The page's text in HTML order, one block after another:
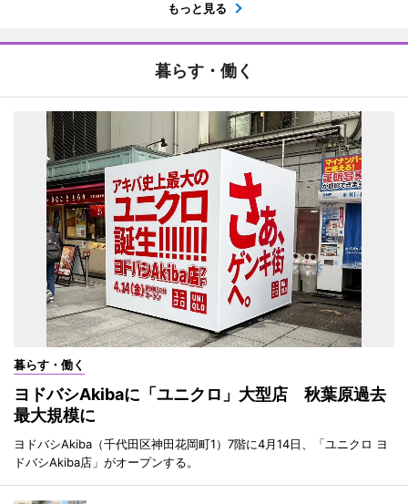
もっと見る
暮らす・働く
暮らす・働く
ヨドバシAkibaに「ユニクロ」大型店 秋葉原過去
最大規模に
ヨドバシAkiba（千代田区神田花岡町1）7階に4月14日、「ユニクロ ヨ
ドバシAkiba店」がオープンする。